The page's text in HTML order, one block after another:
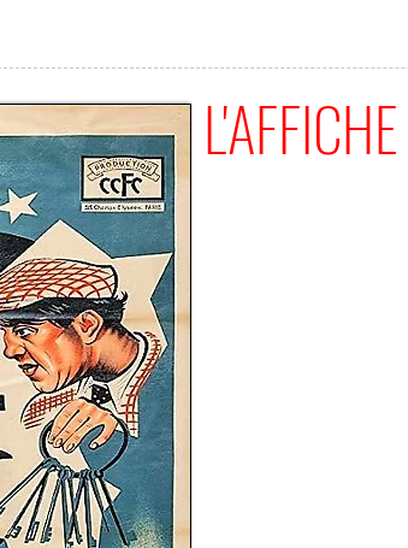
L'AFFICHE